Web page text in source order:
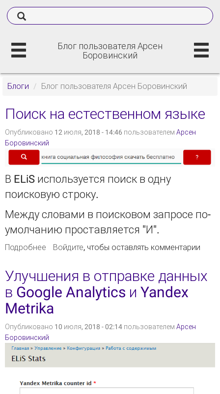
Блог пользователя Арсен
Боровинский
Блоги Блог пользователя Арсен Боровинский
Поиск на естественном языке
Опубликовано 12 июля, 2018 - 14:46 пользователем Арсен
Боровинский
В ELiS используется поиск в одну
поисковую строку.
Между словами в поисковом запросе по-
умолчанию проставляется "И".
Подробнее о Поиск на естественном языке
Войдите, чтобы оставлять комментарии
Улучшения в отправке данных
в Google Analytics и Yandex
Metrika
Опубликовано 10 июля, 2018 - 02:14 пользователем Арсен
Боровинский